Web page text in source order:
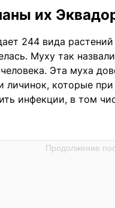
их
244 вида
Муху так
Эта муха
личинок, которые
инфекции, в том